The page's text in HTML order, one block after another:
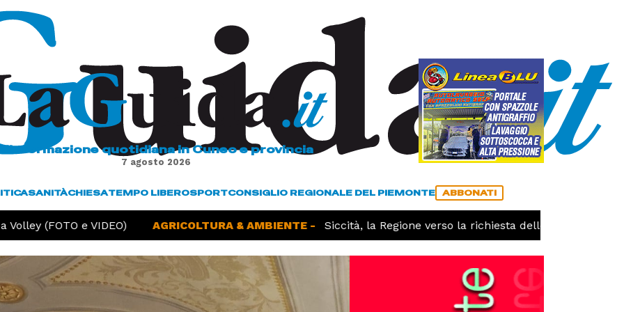
L'informazione quotidiana in Cuneo e provincia
7 agosto 2026
SANITÀCHIESATEMPO LIBEROSPORTCONSIGLIO REGIONALE DEL PIEMONTE ABBONATI
(FOTO e VIDEO) AGRICOLTURA & AMBIENTE - Siccità, la Regione verso la richiesta dello stato di